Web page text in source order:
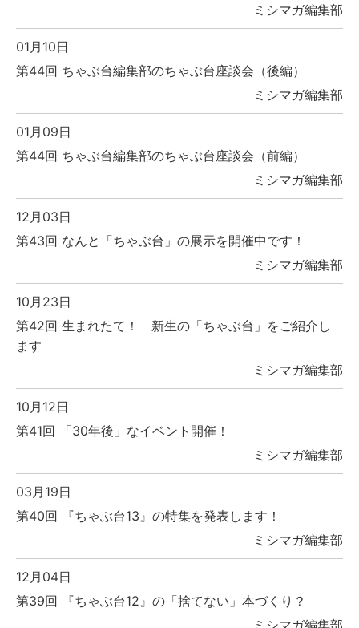
ミシマガ編集部
01月10日
第44回 ちゃぶ台編集部のちゃぶ台座談会（後編）
ミシマガ編集部
01月09日
第44回 ちゃぶ台編集部のちゃぶ台座談会（前編）
ミシマガ編集部
12月03日
第43回 なんと「ちゃぶ台」の展示を開催中です！
ミシマガ編集部
10月23日
第42回 生まれたて！ 新生の「ちゃぶ台」をご紹介し
ます
ミシマガ編集部
10月12日
第41回 「30年後」なイベント開催！
ミシマガ編集部
03月19日
第40回 『ちゃぶ台13』の特集を発表します！
ミシマガ編集部
12月04日
第39回 『ちゃぶ台12』の「捨てない」本づくり？
ミシマガ編集部